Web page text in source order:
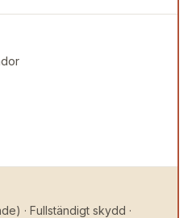
· Fullständigt skydd ·